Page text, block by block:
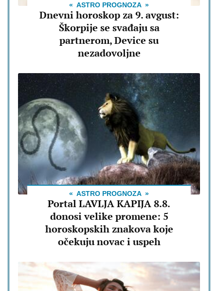
ASTRO PROGNOZA
Dnevni horoskop za 9. avgust:
Škorpije se svađaju sa
partnerom, Device su
nezadovoljne
ASTRO PROGNOZA
Portal LAVLJA KAPIJA 8.8.
donosi velike promene: 5
horoskopskih znakova koje
očekuju novac i uspeh